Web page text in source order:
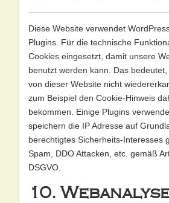
Diese Website verwendet
Plugins. Für die technische
Cookies eingesetzt, damit unsere
benutzt werden kann. Das
von dieser Website nicht
zum Beispiel den Cookie-Hinweis
bekommen. Einige Plugins
speichern die IP Adresse auf
berechtigtes Sicherheits-Interesses
Spam, DDO Attacken, etc. gemäß
DSGVO.
10.